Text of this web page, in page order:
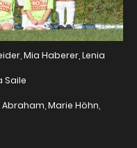
Mia Haberer, Lenia
Marie Höhn,